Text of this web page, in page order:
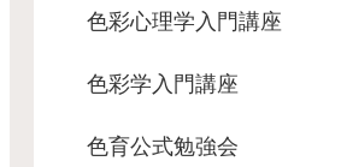
色彩心理学入門講座
色彩学入門講座
色育公式勉強会